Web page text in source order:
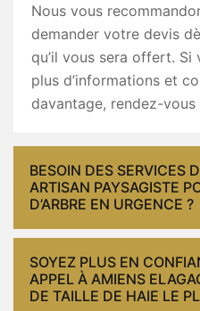
Nous vous
demander votre devis
qu’il vous sera offert.
plus d’informations et
davantage, rendez-
BESOIN DES SERVICES
ARTISAN PAYSAGISTE
D’ARBRE EN URGENCE ?
SOYEZ PLUS EN
APPEL À AMIENS
DE TAILLE DE HAIE LE